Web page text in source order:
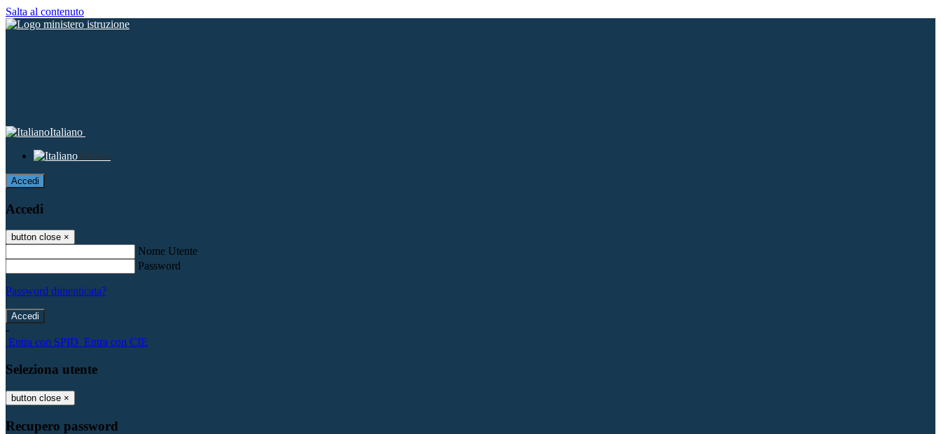
Salta al contenuto
Italiano
Italiano
Accedi
Accedi
button close ×
Nome Utente
Password
Password dimenticata?
-
Entra con SPID Entra con CIE
Seleziona utente
button close ×
Recupero password